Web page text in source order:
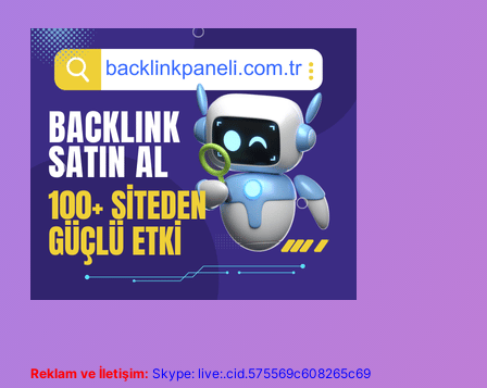
Reklam ve İletişim: Skype: live:.cid.575569c608265c69